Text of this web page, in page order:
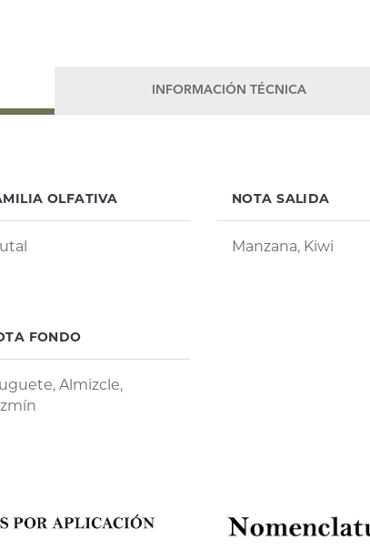
INFORMACIÓN TÉCNICA
OLFATIVA NOTA SALIDA
Manzana, Kiwi
FONDO
Almizcle,